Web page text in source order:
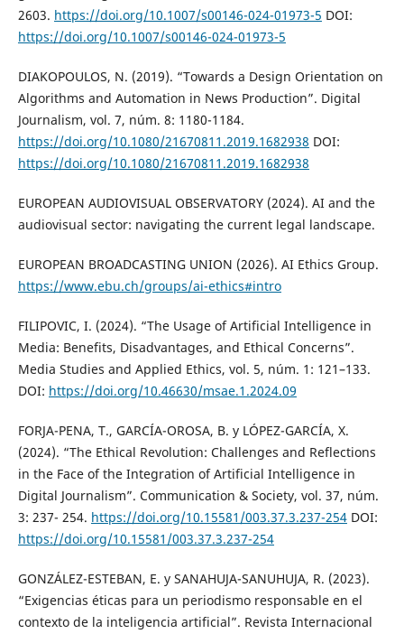
2603. https://doi.org/10.1007/s00146-024-01973-5 DOI:
https://doi.org/10.1007/s00146-024-01973-5
DIAKOPOULOS, N. (2019). “Towards a Design Orientation on
Algorithms and Automation in News Production”. Digital
Journalism, vol. 7, núm. 8: 1180-1184.
https://doi.org/10.1080/21670811.2019.1682938 DOI:
https://doi.org/10.1080/21670811.2019.1682938
EUROPEAN AUDIOVISUAL OBSERVATORY (2024). AI and the
audiovisual sector: navigating the current legal landscape.
EUROPEAN BROADCASTING UNION (2026). AI Ethics Group.
https://www.ebu.ch/groups/ai-ethics#intro
FILIPOVIC, I. (2024). “The Usage of Artificial Intelligence in
Media: Benefits, Disadvantages, and Ethical Concerns”.
Media Studies and Applied Ethics, vol. 5, núm. 1: 121–133.
DOI: https://doi.org/10.46630/msae.1.2024.09
FORJA-PENA, T., GARCÍA-OROSA, B. y LÓPEZ-GARCÍA, X.
(2024). “The Ethical Revolution: Challenges and Reflections
in the Face of the Integration of Artificial Intelligence in
Digital Journalism”. Communication & Society, vol. 37, núm.
3: 237- 254. https://doi.org/10.15581/003.37.3.237-254DOI:
https://doi.org/10.15581/003.37.3.237-254
GONZÁLEZ-ESTEBAN, E. y SANAHUJA-SANUHUJA, R. (2023).
“Exigencias éticas para un periodismo responsable en el
contexto de la inteligencia artificial”. Revista Internacional